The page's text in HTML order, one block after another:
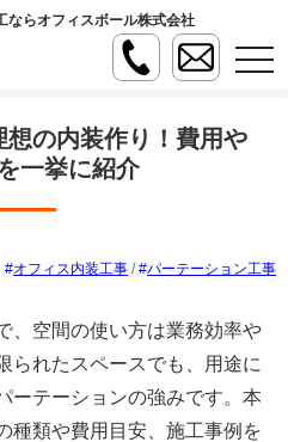
ならオフィスボール株式会社
t
o
t
n
の内装作り！費用や
一挙に紹介
オフィス内装工事 / パーテーション工事
、空間の使い方は業務効率や
られたスペースでも、用途に
ーテーションの強みです。本
種類や費用目安、施工事例を